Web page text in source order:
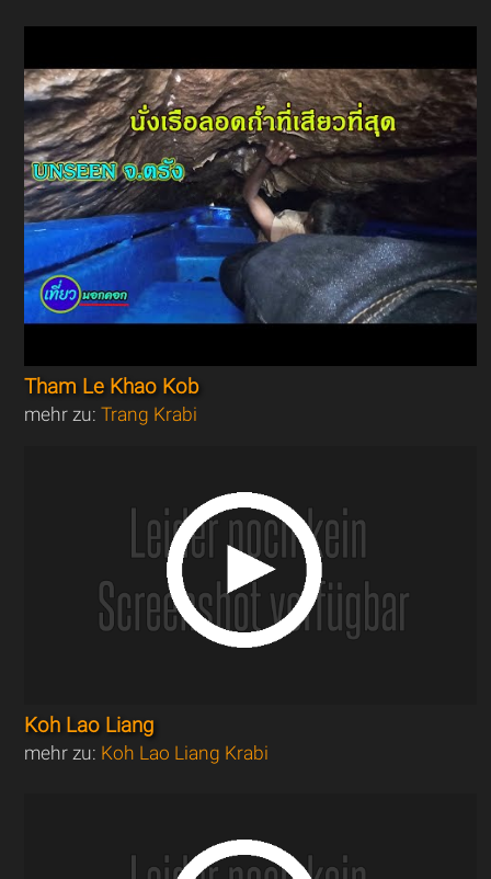
Tham Le Khao Kob
mehr zu:Trang Krabi
Koh Lao Liang
mehr zu: Koh Lao Liang Krabi